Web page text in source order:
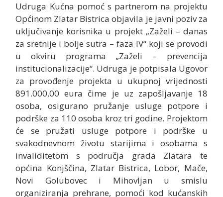
Udruga Kućna pomoć s partnerom na projektu
Općinom Zlatar Bistrica objavila je javni poziv za
uključivanje korisnika u projekt „Zaželi – danas
za sretnije i bolje sutra – faza IV“ koji se provodi
u okviru programa „Zaželi – prevencija
institucionalizacije“. Udruga je potpisala Ugovor
za provođenje projekta u ukupnoj vrijednosti
891.000,00 eura čime je uz zapošljavanje 18
osoba, osigurano pružanje usluge potpore i
podrške za 110 osoba kroz tri godine. Projektom
će se pružati usluge potpore i podrške u
svakodnevnom životu starijima i osobama s
invaliditetom s područja grada Zlatara te
općina Konjščina, Zlatar Bistrica, Lobor, Mače,
Novi Golubovec i Mihovljan u smislu
organiziranja prehrane, pomoći kod kućanskih